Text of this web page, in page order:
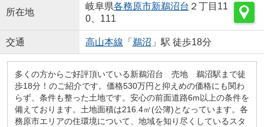
所在地
岐阜県各務原市新鵜沼台 ２丁目11
0、111
交通 高山本線 「 鵜沼 」駅 徒歩18分
多くの方からご好評頂いている新鵜沼台 売地 鵜沼駅まで徒
歩18分！のご紹介です。価格530万円と抑えめの価格にも関わ
らず、条件も整った土地です。安心の前面道路6m以上の条件を
備えております。土地面積は216.4㎡(公簿)となっています。各
務原市エリアの住環境について、地域を知り尽くしているスタ